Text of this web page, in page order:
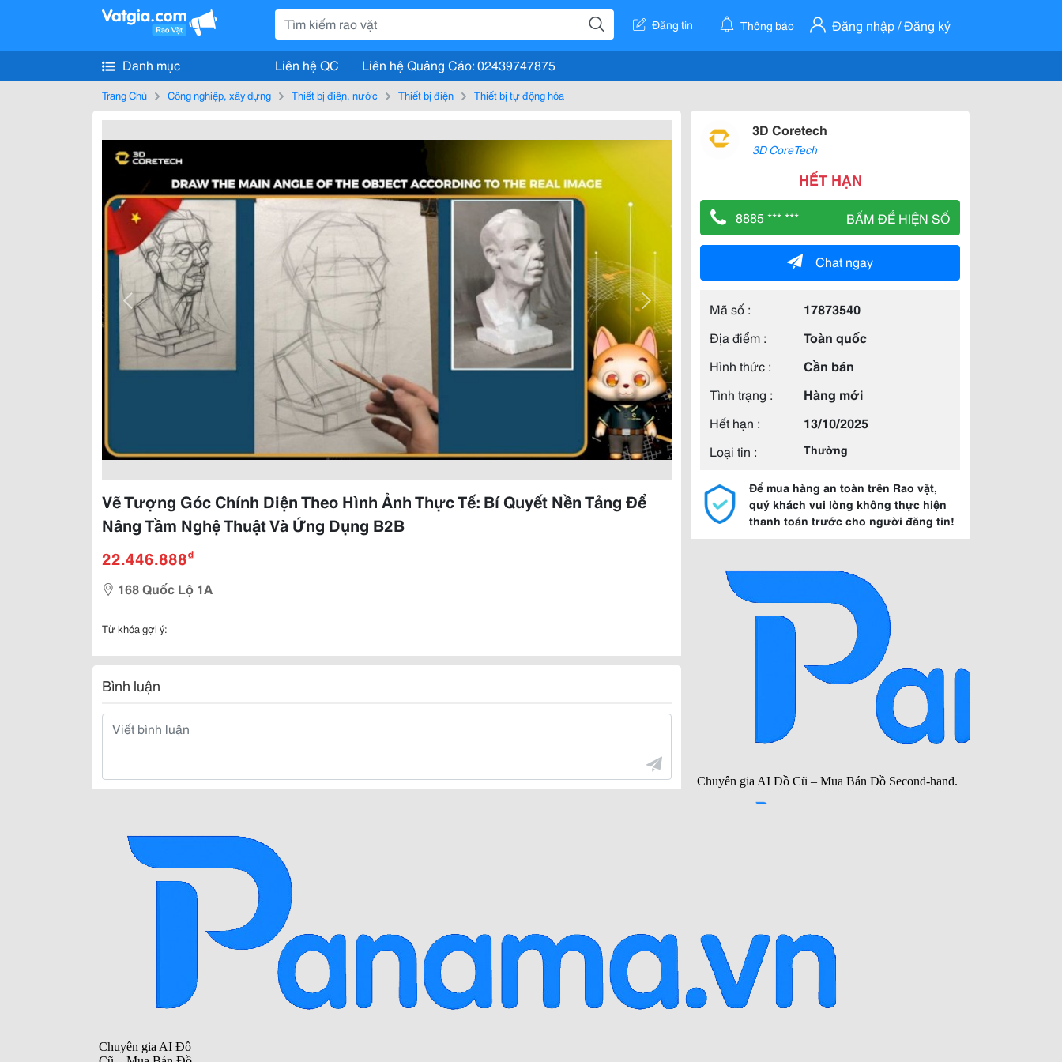
Đăng tin Thông báo Đăng nhập / Đăng ký
Danh mục Liên hệ QC Liên hệ Quảng Cáo: 02439747875
Trang Chủ Công nghiệp, xây dựng Thiết bị điện, nước Thiết bị điện Thiết bị tự động hóa
Vẽ Tượng Góc Chính Diện Theo Hình Ảnh Thực Tế: Bí Quyết Nền Tảng Để
Nâng Tầm Nghệ Thuật Và Ứng Dụng B2B
22.446.888₫
168 Quốc Lộ 1A
Từ khóa gợi ý:
Bình luận
3D Coretech
3D CoreTech
HẾT HẠN
8885 *** *** BẤM ĐỂ HIỆN SỐ
Chat ngay
Mã số :
17873540
Địa điểm :
Toàn quốc
Hình thức :
Cần bán
Tình trạng :
Hàng mới
Hết hạn :
13/10/2025
Loại tin :
Thường
Để mua hàng an toàn trên Rao vặt,
quý khách vui lòng không thực hiện
thanh toán trước cho người đăng tin!